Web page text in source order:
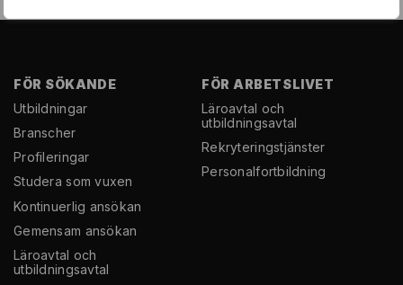
FÖR SÖKANDE
Utbildningar
Branscher
Profileringar
Studera som vuxen
Kontinuerlig ansökan
Gemensam ansökan
Läroavtal och
utbildningsavtal
FÖR ARBETSLIVET
Läroavtal och
utbildningsavtal
Rekryterings­tjänster
Personal­fortbildning